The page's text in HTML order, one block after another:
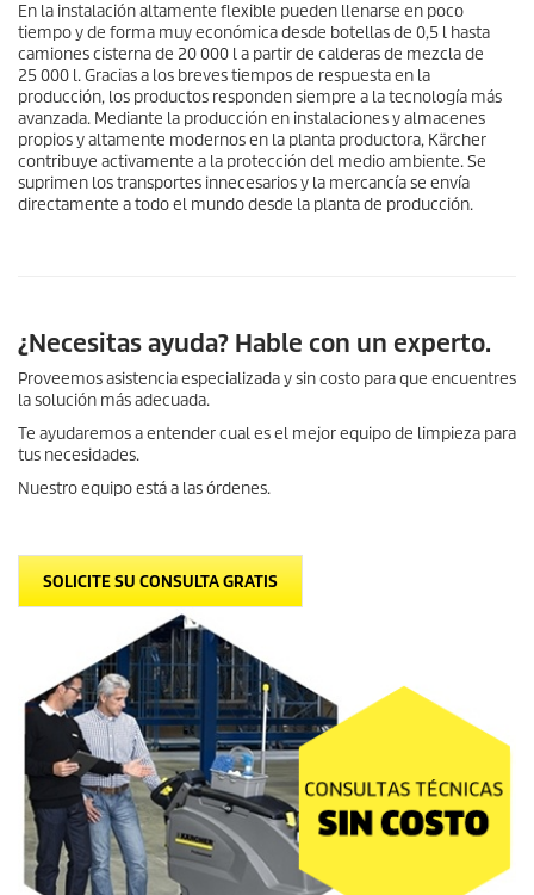
En la instalación altamente flexible pueden llenarse en poco
tiempo y de forma muy económica desde botellas de 0,5 l hasta
camiones cisterna de 20 000 l a partir de calderas de mezcla de
25 000 l. Gracias a los breves tiempos de respuesta en la
producción, los productos responden siempre a la tecnología más
avanzada. Mediante la producción en instalaciones y almacenes
propios y altamente modernos en la planta productora, Kärcher
contribuye activamente a la protección del medio ambiente. Se
suprimen los transportes innecesarios y la mercancía se envía
directamente a todo el mundo desde la planta de producción.
¿Necesitas ayuda? Hable con un experto.
Proveemos asistencia especializada y sin costo para que encuentres
la solución más adecuada.
Te ayudaremos a entender cual es el mejor equipo de limpieza para
tus necesidades.
Nuestro equipo está a las órdenes.
SOLICITE SU CONSULTA GRATIS